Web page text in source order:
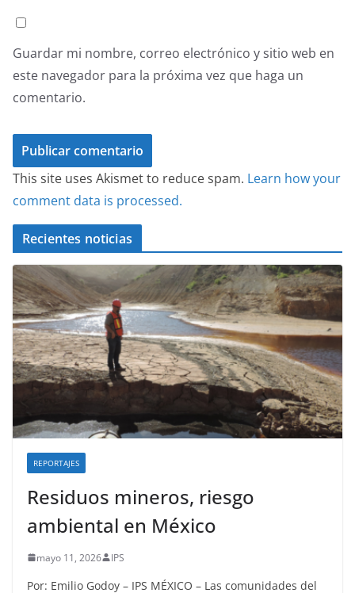
Guardar mi nombre, correo electrónico y sitio web en
este navegador para la próxima vez que haga un
comentario.
This site uses Akismet to reduce spam. Learn how your
comment data is processed.
Recientes noticias
REPORTAJES
Residuos mineros, riesgo
ambiental en México
mayo 11, 2026 IPS
Por: Emilio Godoy – IPS MÉXICO – Las comunidades del